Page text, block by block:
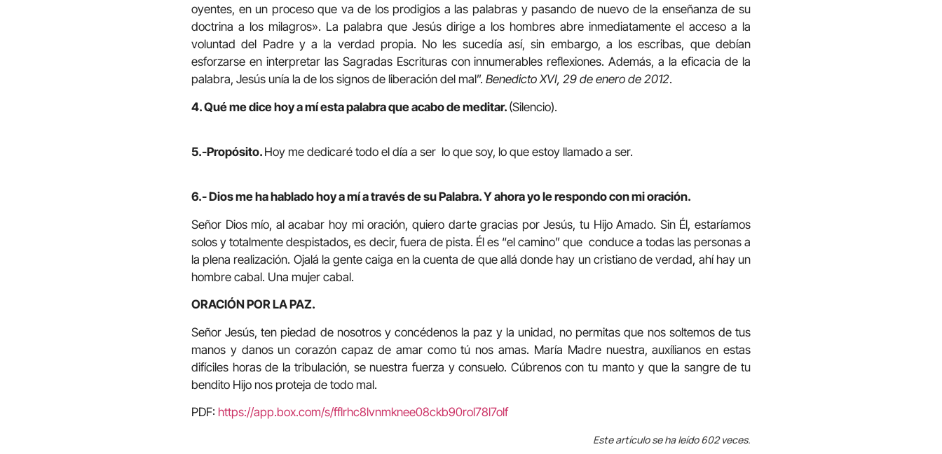
oyentes, en un proceso que va de los prodigios a las palabras y pasando de nuevo de la enseñanza de su
doctrina a los milagros». La palabra que Jesús dirige a los hombres abre inmediatamente el acceso a la
voluntad del Padre y a la verdad propia. No les sucedía así, sin embargo, a los escribas, que debían
esforzarse en interpretar las Sagradas Escrituras con innumerables reflexiones. Además, a la eficacia de la
palabra, Jesús unía la de los signos de liberación del mal”. Benedicto XVI, 29 de enero de 2012.
4. Qué me dice hoy a mí esta palabra que acabo de meditar. (Silencio).
5.-Propósito. Hoy me dedicaré todo el día a ser lo que soy, lo que estoy llamado a ser.
6.- Dios me ha hablado hoy a mí a través de su Palabra. Y ahora yo le respondo con mi oración.
Señor Dios mío, al acabar hoy mi oración, quiero darte gracias por Jesús, tu Hijo Amado. Sin Él, estaríamos
solos y totalmente despistados, es decir, fuera de pista. Él es “el camino” que conduce a todas las personas a
la plena realización. Ojalá la gente caiga en la cuenta de que allá donde hay un cristiano de verdad, ahí hay un
hombre cabal. Una mujer cabal.
ORACIÓN POR LA PAZ.
Señor Jesús, ten piedad de nosotros y concédenos la paz y la unidad, no permitas que nos soltemos de tus
manos y danos un corazón capaz de amar como tú nos amas. María Madre nuestra, auxílianos en estas
difíciles horas de la tribulación, se nuestra fuerza y consuelo. Cúbrenos con tu manto y que la sangre de tu
bendito Hijo nos proteja de todo mal.
PDF: https://app.box.com/s/fflrhc8lvnmknee08ckb90rol78l7olf
Este artículo se ha leído 602 veces.